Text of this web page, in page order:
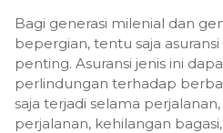
Bagi generasi milenial dan
bepergian, tentu saja
penting. Asuransi jenis ini
perlindungan terhadap
saja terjadi selama
perjalanan, kehilangan